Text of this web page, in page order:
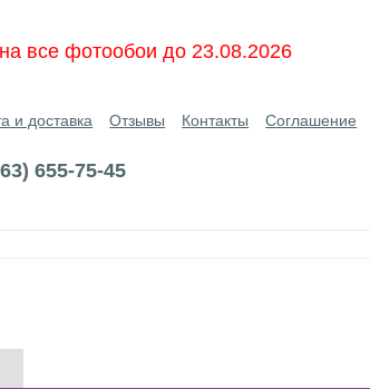
все фотообои до 23.08.2026
и доставка Отзывы Контакты Соглашение
655-75-45